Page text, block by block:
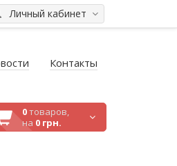
Личный кабинет
Контакты
0товаров,
на 0 грн.